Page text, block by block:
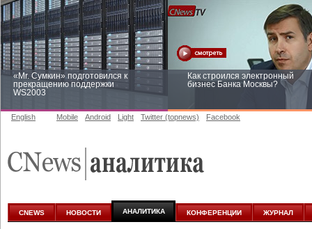
«Mr. Сумкин» подготовился к
прекращению поддержки
WS2003
Как строился электронный
бизнес Банка Москвы?
аналитике
English Mobile Android Light Twitter (topnews) Facebook
CNEWS НОВОСТИ АНАЛИТИКА КОНФЕРЕНЦИИ ЖУРНАЛ